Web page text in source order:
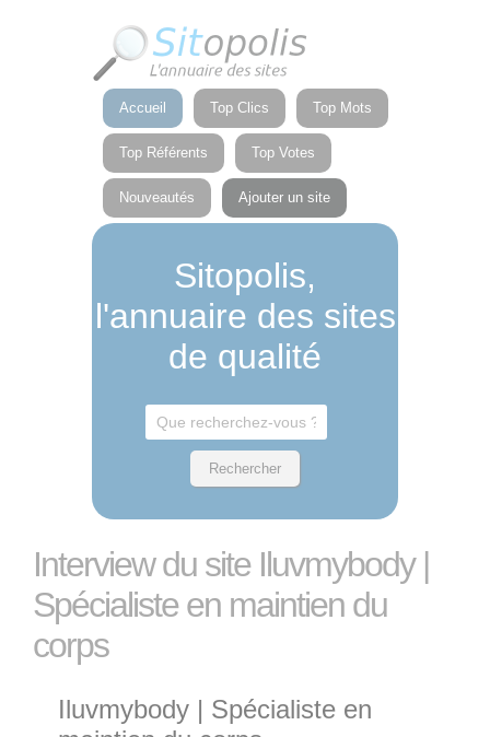
Accueil Top Clics Top Mots
Top Référents Top Votes
Nouveautés Ajouter un site
Sitopolis,
l'annuaire des sites
de qualité
Interview du site Iluvmybody |
Spécialiste en maintien du
corps
Iluvmybody | Spécialiste en